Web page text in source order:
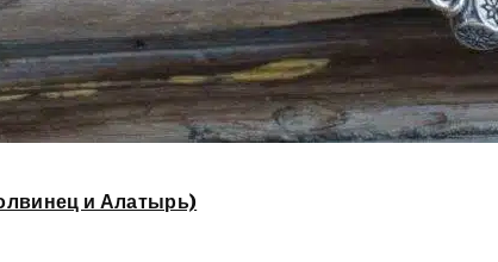
и Алатырь)